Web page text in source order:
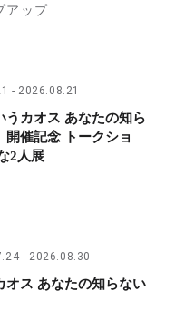
アップ
2026.08.21
うカオス あなたの知ら
開催記念 トークショ
2人展
2026.08.30
オス あなたの知らない